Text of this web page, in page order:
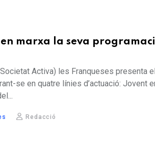
en marxa la seva
Activa) les Franqueses presenta
se en quatre línies d’actuació: Jovent
Redacció